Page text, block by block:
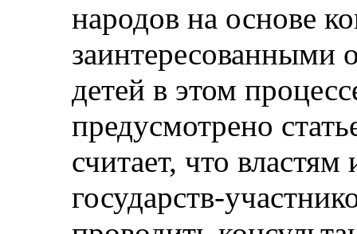
народов на основе
заинтересованными
детей в этом
предусмотрено
считает, что
государств-